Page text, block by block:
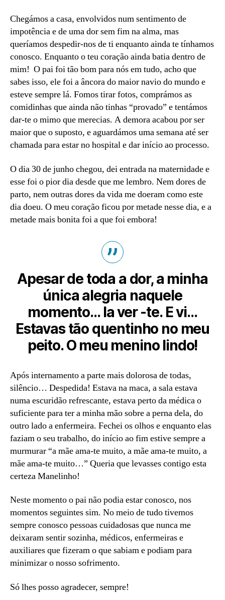
Chegámos a casa, envolvidos num sentimento de
impotência e de uma dor sem fim na alma, mas
queríamos despedir-nos de ti enquanto ainda te tínhamos
conosco. Enquanto o teu coração ainda batia dentro de
mim! O pai foi tão bom para nós em tudo, acho que
sabes isso, ele foi a âncora do maior navio do mundo e
esteve sempre lá. Fomos tirar fotos, comprámos as
comidinhas que ainda não tinhas “provado” e tentámos
dar-te o mimo que merecias. A demora acabou por ser
maior que o suposto, e aguardámos uma semana até ser
chamada para estar no hospital e dar início ao processo.
O dia 30 de junho chegou, dei entrada na maternidade e
esse foi o pior dia desde que me lembro. Nem dores de
parto, nem outras dores da vida me doeram como este
dia doeu. O meu coração ficou por metade nesse dia, e a
metade mais bonita foi a que foi embora!
Apesar de toda a dor, a minha
única alegria naquele
momento… Ia ver -te. E vi…
Estavas tão quentinho no meu
peito. O meu menino lindo!
Após internamento a parte mais dolorosa de todas,
silêncio… Despedida! Estava na maca, a sala estava
numa escuridão refrescante, estava perto da médica o
suficiente para ter a minha mão sobre a perna dela, do
outro lado a enfermeira. Fechei os olhos e enquanto elas
faziam o seu trabalho, do início ao fim estive sempre a
murmurar “a mãe ama-te muito, a mãe ama-te muito, a
mãe ama-te muito…” Queria que levasses contigo esta
certeza Manelinho!
Neste momento o pai não podia estar conosco, nos
momentos seguintes sim. No meio de tudo tivemos
sempre conosco pessoas cuidadosas que nunca me
deixaram sentir sozinha, médicos, enfermeiras e
auxiliares que fizeram o que sabiam e podiam para
minimizar o nosso sofrimento.
Só lhes posso agradecer, sempre!